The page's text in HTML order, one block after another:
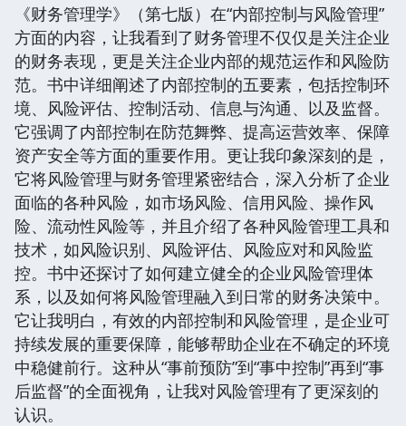
《财务管理学》（第七版）在“内部控制与风险管理”
方面的内容，让我看到了财务管理不仅仅是关注企业
的财务表现，更是关注企业内部的规范运作和风险防
范。书中详细阐述了内部控制的五要素，包括控制环
境、风险评估、控制活动、信息与沟通、以及监督。
它强调了内部控制在防范舞弊、提高运营效率、保障
资产安全等方面的重要作用。更让我印象深刻的是，
它将风险管理与财务管理紧密结合，深入分析了企业
面临的各种风险，如市场风险、信用风险、操作风
险、流动性风险等，并且介绍了各种风险管理工具和
技术，如风险识别、风险评估、风险应对和风险监
控。书中还探讨了如何建立健全的企业风险管理体
系，以及如何将风险管理融入到日常的财务决策中。
它让我明白，有效的内部控制和风险管理，是企业可
持续发展的重要保障，能够帮助企业在不确定的环境
中稳健前行。这种从“事前预防”到“事中控制”再到“事
后监督”的全面视角，让我对风险管理有了更深刻的
认识。